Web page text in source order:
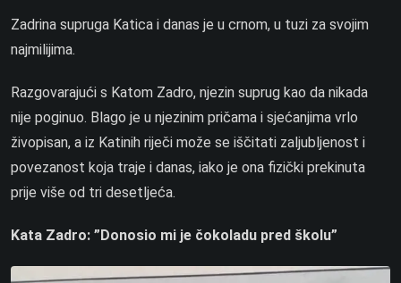
Zadrina supruga Katica i danas je u crnom, u tuzi za svojim
najmilijima.
Razgovarajući s Katom Zadro, njezin suprug kao da nikada
nije poginuo. Blago je u njezinim pričama i sjećanjima vrlo
živopisan, a iz Katinih riječi može se iščitati zaljubljenost i
povezanost koja traje i danas, iako je ona fizički prekinuta
prije više od tri desetljeća.
Kata Zadro: ”Donosio mi je čokoladu pred školu”